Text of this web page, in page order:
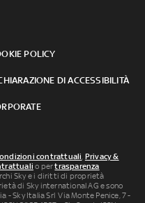
POLICY
DI ACCESSIBILITÀ
contrattuali, Privacy &
o pertrasparenza
Sky e i diritti di proprietà
di Sky international AG e sono
- Sky Italia Srl Via Monte Penice, 7 -